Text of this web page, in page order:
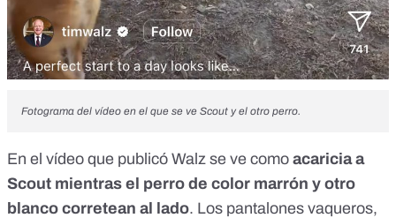
Fotograma del vídeo en el que se ve Scout y el otro perro.
En el vídeo que publicó Walz se ve como acaricia a
Scout mientras el perro de color marrón y otro
blanco corretean al lado. Los pantalones vaqueros,